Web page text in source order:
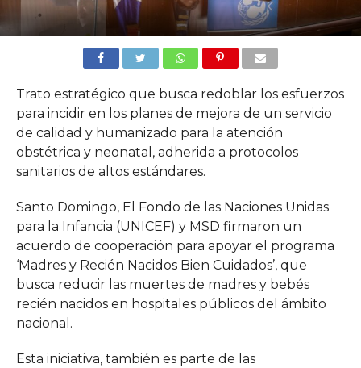
Trato estratégico que busca redoblar los esfuerzos
para incidir en los planes de mejora de un servicio
de calidad y humanizado para la atención
obstétrica y neonatal, adherida a protocolos
sanitarios de altos estándares.
Santo Domingo, El Fondo de las Naciones Unidas
para la Infancia (UNICEF) y MSD firmaron un
acuerdo de cooperación para apoyar el programa
‘Madres y Recién Nacidos Bien Cuidados’, que
busca reducir las muertes de madres y bebés
recién nacidos en hospitales públicos del ámbito
nacional.
Esta iniciativa, también es parte de las